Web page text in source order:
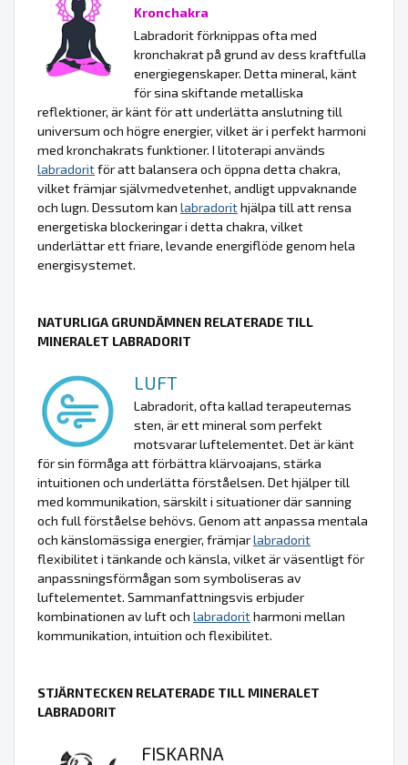
Kronchakra
Labradorit förknippas ofta med
kronchakrat på grund av dess kraftfulla
energiegenskaper. Detta mineral, känt
för sina skiftande metalliska
reflektioner, är känt för att underlätta anslutning till
universum och högre energier, vilket är i perfekt harmoni
med kronchakrats funktioner. I litoterapi används
labradoritför att balansera och öppna detta chakra,
vilket främjar självmedvetenhet, andligt uppvaknande
och lugn. Dessutom kan labradorithjälpa till att rensa
energetiska blockeringar i detta chakra, vilket
underlättar ett friare, levande energiflöde genom hela
energisystemet.
NATURLIGA GRUNDÄMNEN RELATERADE TILL
MINERALET LABRADORIT
LUFT
Labradorit, ofta kallad terapeuternas
sten, är ett mineral som perfekt
motsvarar luftelementet. Det är känt
för sin förmåga att förbättra klärvoajans, stärka
intuitionen och underlätta förståelsen. Det hjälper till
med kommunikation, särskilt i situationer där sanning
och full förståelse behövs. Genom att anpassa mentala
och känslomässiga energier, främjarlabradorit
flexibilitet i tänkande och känsla, vilket är väsentligt för
anpassningsförmågan som symboliseras av
luftelementet. Sammanfattningsvis erbjuder
kombinationen av luft och labradoritharmoni mellan
kommunikation, intuition och flexibilitet.
STJÄRNTECKEN RELATERADE TILL MINERALET
LABRADORIT
FISKARNA